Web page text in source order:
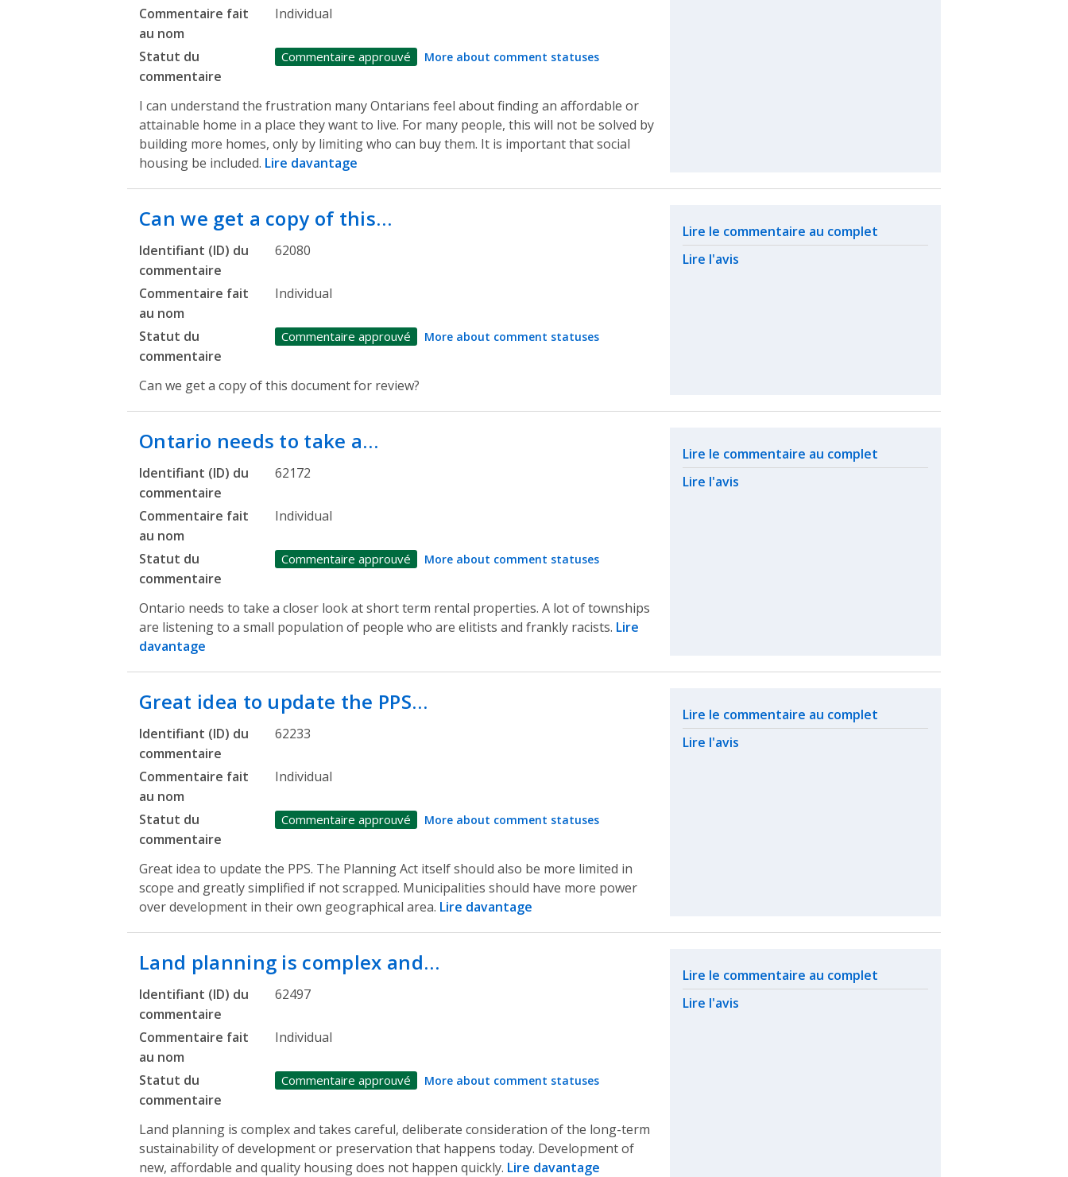
Commentaire fait
au nom
Individual
Statut du
commentaire
Commentaire approuvé More about comment statuses
I can understand the frustration many Ontarians feel about finding an affordable or
attainable home in a place they want to live. For many people, this will not be solved by
building more homes, only by limiting who can buy them. It is important that social
housing be included. Lire davantage
Can we get a copy of this…
Identifiant (ID) du
commentaire
62080
Commentaire fait
au nom
Individual
Statut du
commentaire
Commentaire approuvé More about comment statuses
Can we get a copy of this document for review?
Related actions
Lire le commentaire au complet
Lire l'avis
Ontario needs to take a…
Identifiant (ID) du
commentaire
62172
Commentaire fait
au nom
Individual
Statut du
commentaire
Commentaire approuvé More about comment statuses
Ontario needs to take a closer look at short term rental properties. A lot of townships
are listening to a small population of people who are elitists and frankly racists. Lire
davantage
Related actions
Lire le commentaire au complet
Lire l'avis
Great idea to update the PPS…
Identifiant (ID) du
commentaire
62233
Commentaire fait
au nom
Individual
Statut du
commentaire
Commentaire approuvé More about comment statuses
Great idea to update the PPS. The Planning Act itself should also be more limited in
scope and greatly simplified if not scrapped. Municipalities should have more power
over development in their own geographical area. Lire davantage
Related actions
Lire le commentaire au complet
Lire l'avis
Land planning is complex and…
Identifiant (ID) du
commentaire
62497
Commentaire fait
au nom
Individual
Statut du
commentaire
Commentaire approuvé More about comment statuses
Land planning is complex and takes careful, deliberate consideration of the long-term
sustainability of development or preservation that happens today. Development of
new, affordable and quality housing does not happen quickly. Lire davantage
Related actions
Lire le commentaire au complet
Lire l'avis